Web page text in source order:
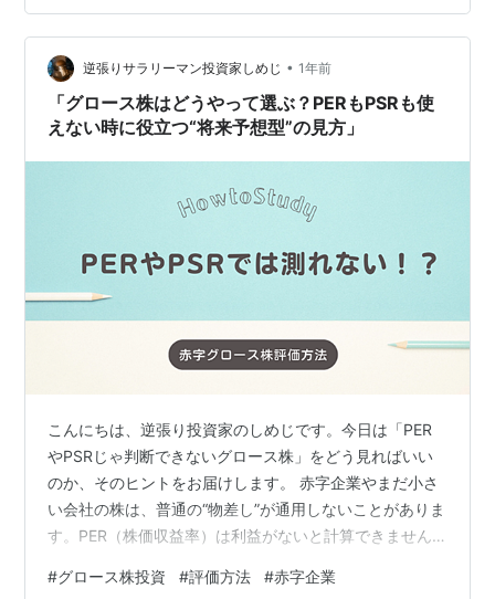
月〜1年程度） 長期シナリオ（2〜3年以上） 割安と考え
られる株価水準 村田製作所（6981）はこんな人向きか
——投資スタイルで考える 向いている投資…
逆張りサラリーマン投資家しめじ • 1年前
「グロース株はどうやって選ぶ？PERもPSRも使
えない時に役立つ“将来予想型”の見方」
こんにちは、逆張り投資家のしめじです。今日は「PER
やPSRじゃ判断できないグロース株」をどう見ればいい
のか、そのヒントをお届けします。 赤字企業やまだ小さ
い会社の株は、普通の“物差し”が通用しないことがありま
す。PER（株価収益率）は利益がないと計算できません
が暴れるので、長期判断には使いづらいことも多いで
#グロース株投資 #評価方法 #赤字企業